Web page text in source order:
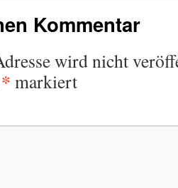
Kommentar
wird nicht
* markiert